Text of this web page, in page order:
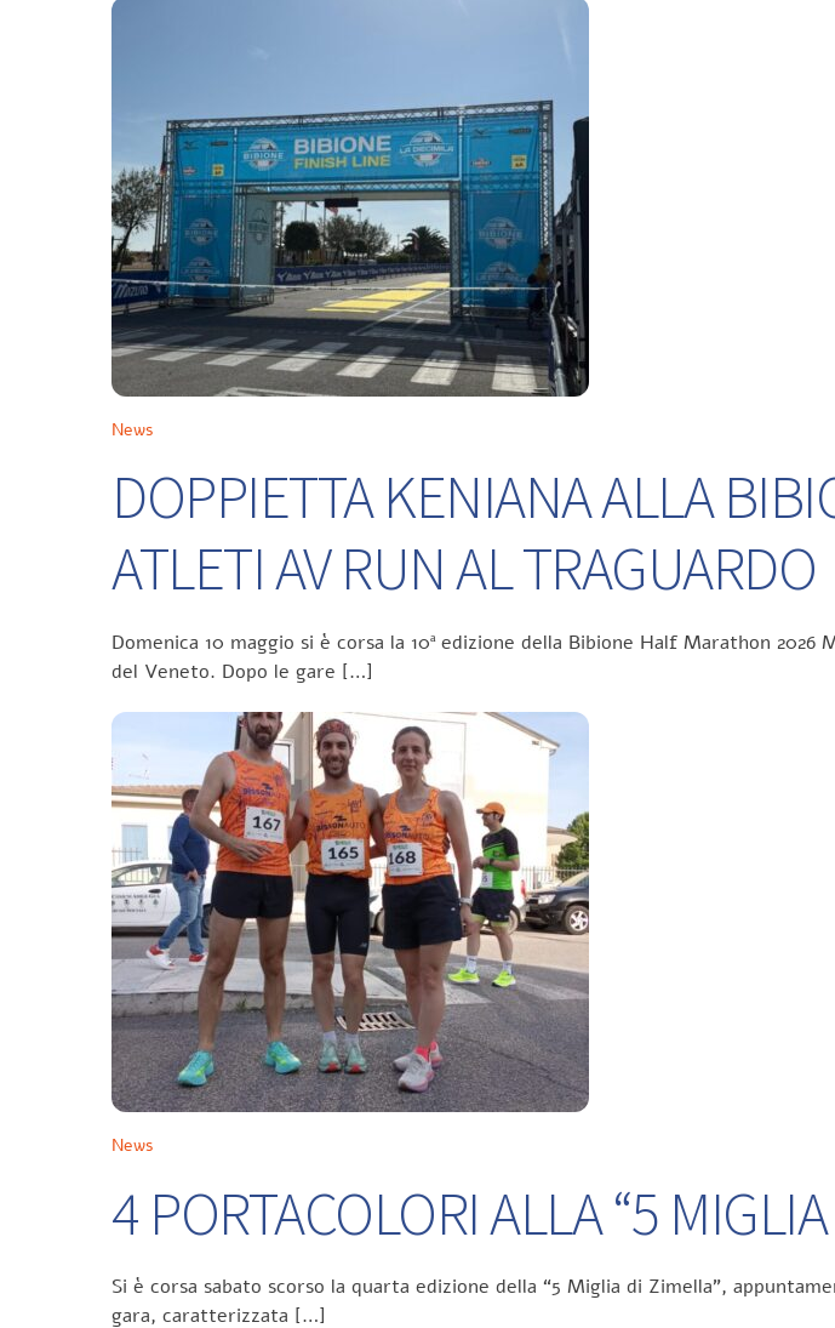
News
DOPPIETTA KENIANA ALLA
ATLETI AV RUN AL TRAGUARDO
Domenica 10 maggio si è corsa la 10ª edizione della Bibione Half Marathon
del Veneto. Dopo le gare […]
News
4 PORTACOLORI ALLA “5
Si è corsa sabato scorso la quarta edizione della “5 Miglia di Zimella”,
gara, caratterizzata […]